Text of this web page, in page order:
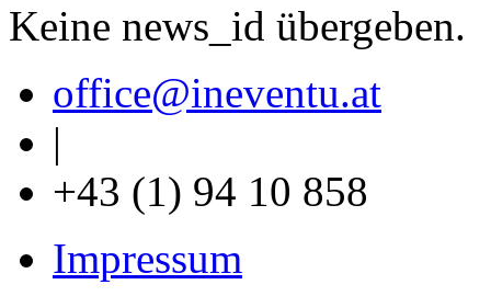
Keine news_id übergeben.
office@ineventu.at
|
+43 (1) 94 10 858
Impressum